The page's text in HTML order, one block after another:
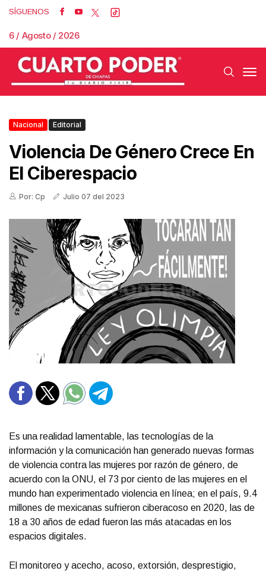
SÍGUENOS
6 / Agosto / 2026
Nacional Editorial
Violencia De Género Crece En
El Ciberespacio
Por: Cp Julio 07 del 2023
Es una realidad lamentable, las tecnologías de la
información y la comunicación han generado nuevas formas
de violencia contra las mujeres por razón de género, de
acuerdo con la ONU, el 73 por ciento de las mujeres en el
mundo han experimentado violencia en línea; en el país, 9.4
millones de mexicanas sufrieron ciberacoso en 2020, las de
18 a 30 años de edad fueron las más atacadas en los
espacios digitales.
El monitoreo y acecho, acoso, extorsión, desprestigio,